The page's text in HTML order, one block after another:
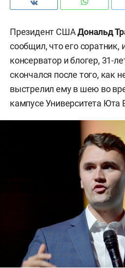
Президент СШАДональд
сообщил, что его соратник,
консерватор и блогер, 31-
скончался после того, как
выстрелил ему в шею во
кампусе Университета Юта